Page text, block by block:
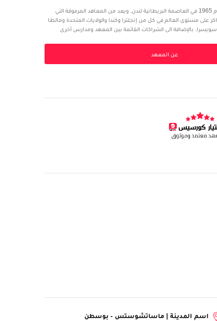
تم إنشاء معهد إل إس أي عام 1965 في العاصمة البريطانية لندن. ويعد من المعاهد المرموقة التي
على مستوى العالم في كل من إنجلترا وكندا والولايات المتحدة ومالطا
وسويسرا. بالإضافة الى الشراكات القائمة بين المعهد ومدارس أخرى
عن المعهد
اسم المدينة | ماساتشوستس - بوسطن